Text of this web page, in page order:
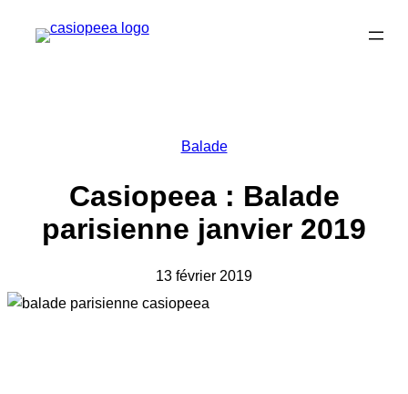
Balade
Casiopeea : Balade
parisienne janvier 2019
13 février 2019